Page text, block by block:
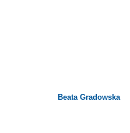
Beata Gradowska